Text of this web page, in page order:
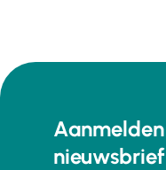
Aanmelden
nieuwsbrief